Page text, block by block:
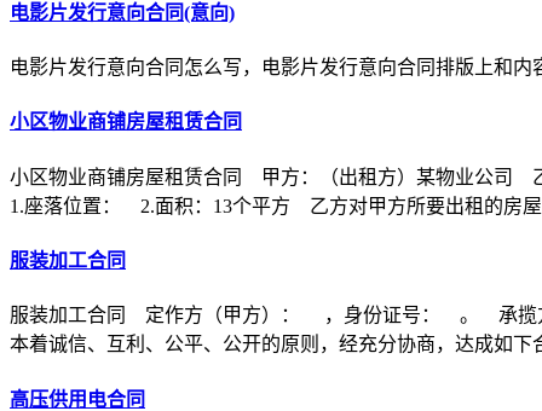
电影片发行意向合同(意向)
电影片发行意向合同怎么写，电影片发行意向合同排版上和
小区物业商铺房屋租赁合同
小区物业商铺房屋租赁合同 甲方：（出租方）某物业公司
1.座落位置： 2.面积：13个平方 乙方对甲方所要出租的房
服装加工合同
服装加工合同 定作方（甲方）： ，身份证号： 。 承揽
本着诚信、互利、公平、公开的原则，经充分协商，达成如下
高压供用电合同